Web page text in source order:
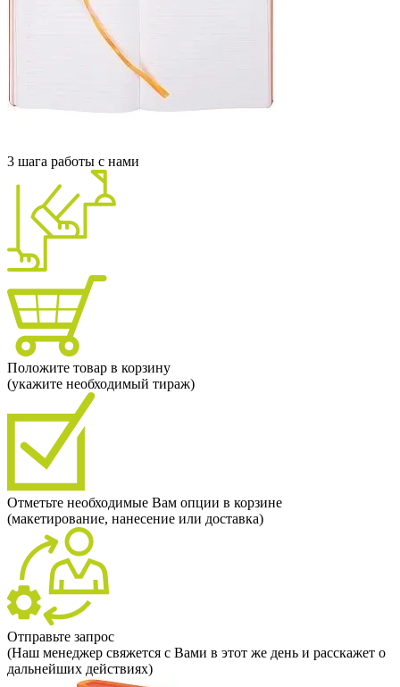
3 шага работы с нами
Положите товар в корзину
(укажите необходимый тираж)
Отметьте необходимые Вам опции в корзине
(макетирование, нанесение или доставка)
Отправьте запрос
(Наш менеджер свяжется с Вами в этот же день и расскажет о
дальнейших действиях)